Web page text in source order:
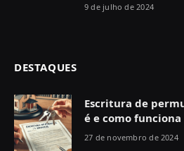
9 de julho de 2024
DESTAQUES
Escritura de
é e como funciona
27 de novembro de 2024